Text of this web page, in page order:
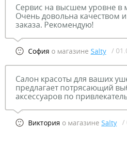
Сервис на высшем уровне в
Очень довольна качеством
заказа. Рекомендую!
София о магазине Salty /
Салон красоты для ваших
предлагает потрясающий
аксессуаров по
Виктория о магазине Salty /